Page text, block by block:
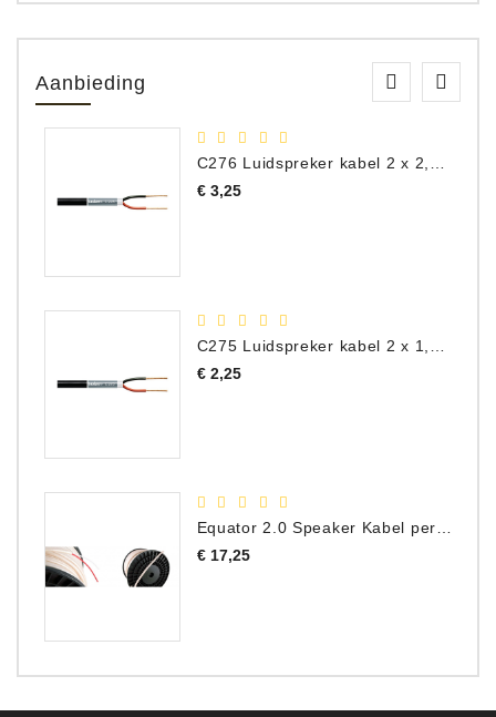
Aanbieding
€ 3,25Prijs
€ 2,25Prijs
Equator 2.0 Speaker Kabel per meter
€ 17,25Prijs